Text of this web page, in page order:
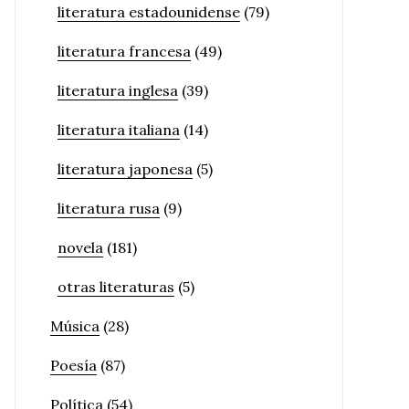
literatura estadounidense (79)
literatura francesa (49)
literatura inglesa (39)
literatura italiana (14)
literatura japonesa (5)
literatura rusa (9)
novela (181)
otras literaturas (5)
Música (28)
Poesía (87)
Política (54)